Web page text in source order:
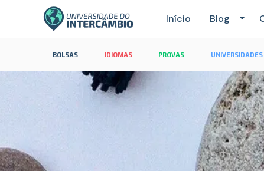
Início Blog
BOLSAS IDIOMAS PROVAS UNIVERSIDADES